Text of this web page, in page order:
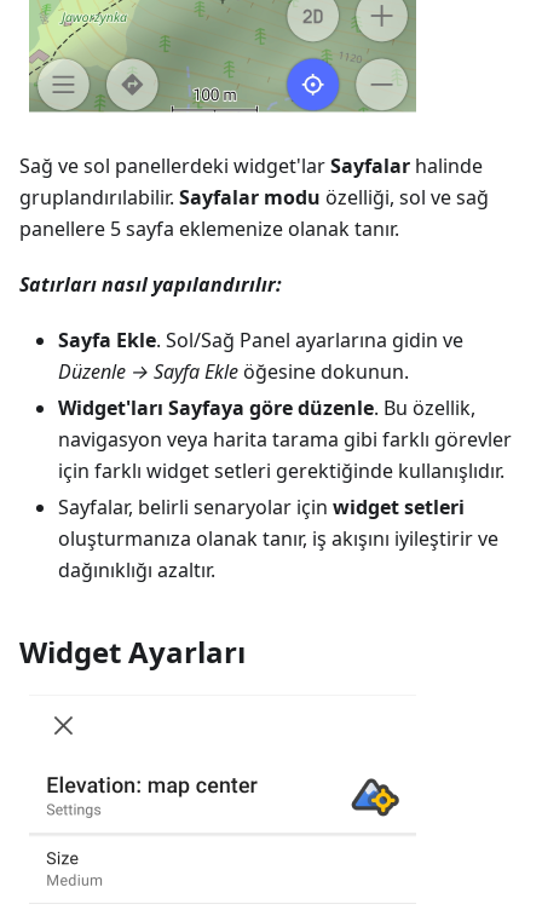
Sağ ve sol panellerdeki widget'larSayfalar halinde
gruplandırılabilir. Sayfalar modu özelliği, sol ve sağ
panellere 5 sayfa eklemenize olanak tanır.
Satırları nasıl yapılandırılır:
Sayfa Ekle. Sol/Sağ Panel ayarlarına gidin ve
Düzenle → Sayfa Ekleöğesine dokunun.
Widget'ları Sayfaya göre düzenle. Bu özellik,
navigasyon veya harita tarama gibi farklı görevler
için farklı widget setleri gerektiğinde kullanışlıdır.
Sayfalar, belirli senaryolar için widget setleri
oluşturmanıza olanak tanır, iş akışını iyileştirir ve
dağınıklığı azaltır.
Widget Ayarları